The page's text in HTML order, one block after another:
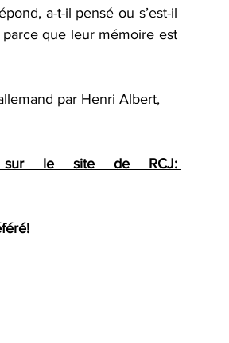
a-t-il pensé ou s’est-il
parce que leur mémoire est
par Henri Albert,